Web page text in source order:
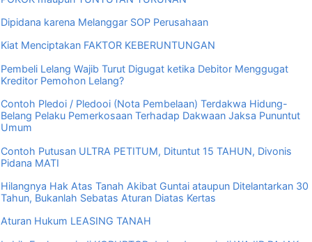
Dipidana karena Melanggar SOP Perusahaan
Kiat Menciptakan FAKTOR KEBERUNTUNGAN
Pembeli Lelang Wajib Turut Digugat ketika Debitor Menggugat
Kreditor Pemohon Lelang?
Contoh Pledoi / Pledooi (Nota Pembelaan) Terdakwa Hidung-
Belang Pelaku Pemerkosaan Terhadap Dakwaan Jaksa Pununtut
Umum
Contoh Putusan ULTRA PETITUM, Dituntut 15 TAHUN, Divonis
Pidana MATI
Hilangnya Hak Atas Tanah Akibat Guntai ataupun Ditelantarkan 30
Tahun, Bukanlah Sebatas Aturan Diatas Kertas
Aturan Hukum LEASING TANAH